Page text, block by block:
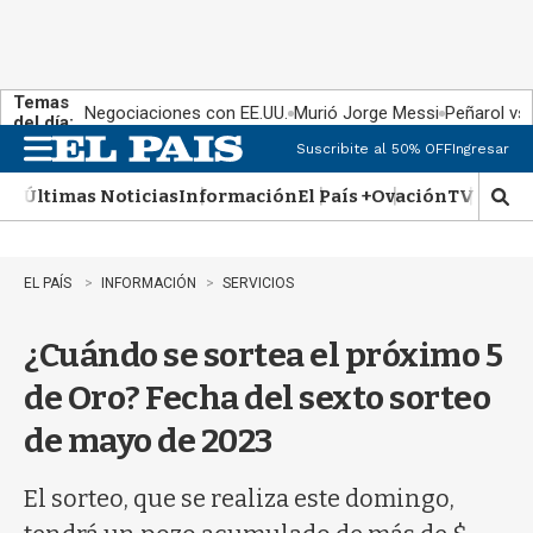
Temas
del día: Negociaciones con EE.UU. Murió Jorge Messi Peñarol
n
u
Suscribite al 50% OFFIngresar
Últimas NoticiasInformaciónEl País +OvaciónTV Show
M
o
r
b
EL PAÍS INFORMACIÓN SERVICIOS
¿Cuándo se sortea el próximo 5
de Oro? Fecha del sexto sorteo
de mayo de 2023
El sorteo, que se realiza este domingo,